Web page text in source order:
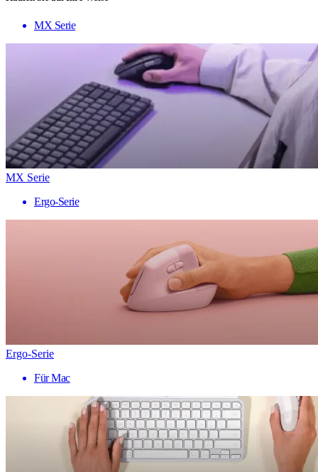
MX Serie
MX Serie
Ergo-Serie
Ergo-Serie
Für Mac